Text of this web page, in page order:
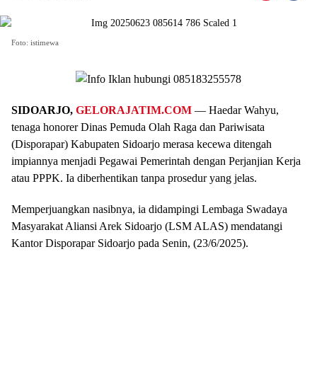
Foto: istimewa
SIDOARJO, GELORAJATIM.COM — Haedar Wahyu,
tenaga honorer Dinas Pemuda Olah Raga dan Pariwisata
(Disporapar) Kabupaten Sidoarjo merasa kecewa ditengah
impiannya menjadi Pegawai Pemerintah dengan Perjanjian Kerja
atau PPPK. Ia diberhentikan tanpa prosedur yang jelas.
Memperjuangkan nasibnya, ia didampingi Lembaga Swadaya
Masyarakat Aliansi Arek Sidoarjo (LSM ALAS) mendatangi
Kantor Disporapar Sidoarjo pada Senin, (23/6/2025).